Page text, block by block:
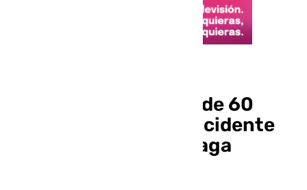
Fallece un motorista de 60
años tras sufrir un accidente
en los Montes de Málaga